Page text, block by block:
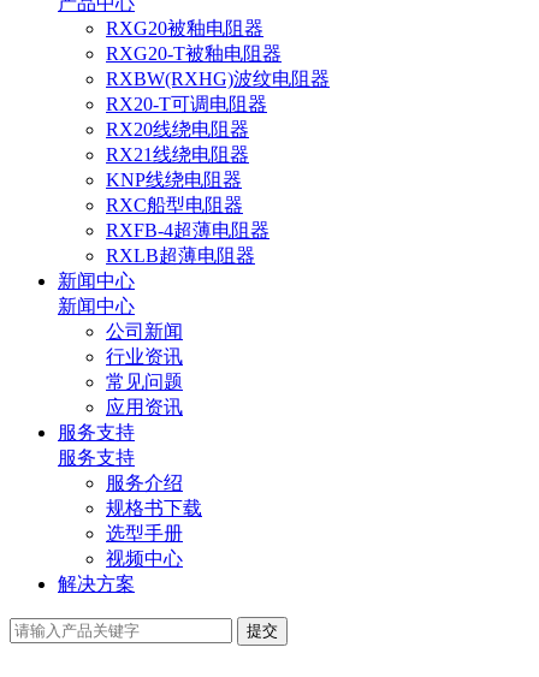
RXG20被釉电阻器
RXG20-T被釉电阻器
RXBW(RXHG)波纹电阻器
RX20-T可调电阻器
RX20线绕电阻器
RX21线绕电阻器
KNP线绕电阻器
RXC船型电阻器
RXFB-4超薄电阻器
RXLB超薄电阻器
新闻中心
新闻中心
公司新闻
行业资讯
常见问题
应用资讯
服务支持
服务支持
服务介绍
规格书下载
选型手册
视频中心
解决方案